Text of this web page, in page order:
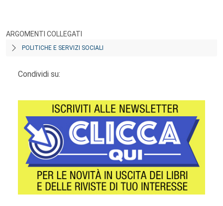
ARGOMENTI COLLEGATI
POLITICHE E SERVIZI SOCIALI
Condividi su: